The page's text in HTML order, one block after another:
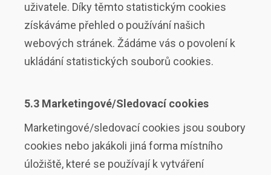
uživatele. Díky těmto statistickým cookies
získáváme přehled o používání našich
webových stránek. Žádáme vás o povolení k
ukládání statistických souborů cookies.
5.3 Marketingové/Sledovací cookies
Marketingové/sledovací cookies jsou soubory
cookies nebo jakákoli jiná forma místního
úložiště, které se používají k vytváření